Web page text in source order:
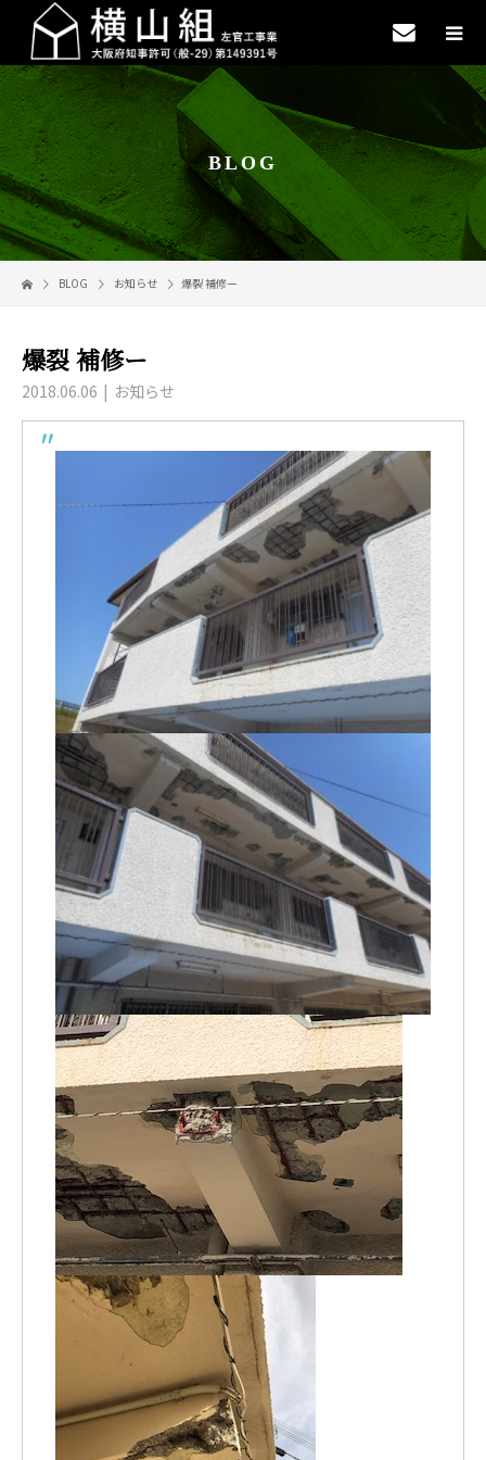
BLOG
BLOG お知らせ 爆裂 補修ー
爆裂 補修ー
2018.06.06 お知らせ